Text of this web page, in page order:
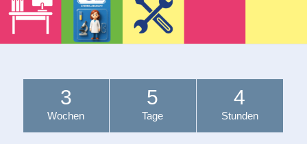
3
Wochen
5
Tage
4
Stunden